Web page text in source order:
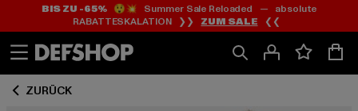
Zum
Inhalt
springen
Zum
Fußzeile
springen
BIS ZU -65%😲💥 Summer Sale Reloaded — absolute
RABATTESKALATION ❯❯ ZUM SALE ❮❮
ZURÜCK